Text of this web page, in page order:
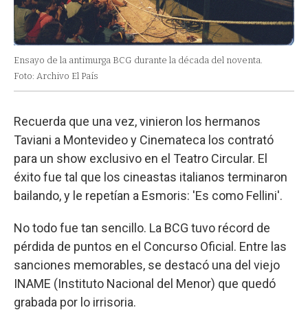
Ensayo de la antimurga BCG durante la década del noventa.
Foto: Archivo El País
Recuerda que una vez, vinieron los hermanos
Taviani a Montevideo y Cinemateca los contrató
para un show exclusivo en el Teatro Circular. El
éxito fue tal que los cineastas italianos terminaron
bailando, y le repetían a Esmoris: 'Es como Fellini'.
No todo fue tan sencillo. La BCG tuvo récord de
pérdida de puntos en el Concurso Oficial. Entre las
sanciones memorables, se destacó una del viejo
INAME (Instituto Nacional del Menor) que quedó
grabada por lo irrisoria.